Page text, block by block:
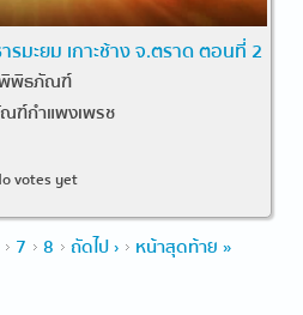
มะยม เกาะช้าง จ.ตราด ตอนที่ 2
พิธภัณฑ์
ฑ์กำแพงเพรช
votes yet
7 8 ถัดไป › หน้าสุดท้าย »